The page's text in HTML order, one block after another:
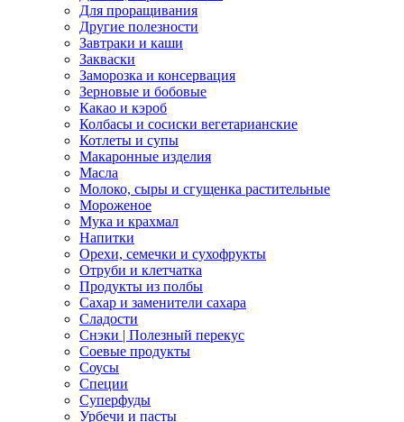
Для проращивания
Другие полезности
Завтраки и каши
Закваски
Заморозка и консервация
Зерновые и бобовые
Какао и кэроб
Колбасы и сосиски вегетарианские
Котлеты и супы
Макаронные изделия
Масла
Молоко, сыры и сгущенка растительные
Мороженое
Мука и крахмал
Напитки
Орехи, семечки и сухофрукты
Отруби и клетчатка
Продукты из полбы
Сахар и заменители сахара
Сладости
Снэки | Полезный перекус
Соевые продукты
Соусы
Специи
Суперфуды
Урбечи и пасты